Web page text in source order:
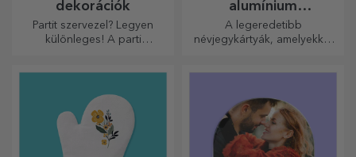
dekorációk
Partit szervezel? Legyen
különleges! A parti
alumínium
névjegykártyák
A legeredetibb
névjegykártyák, amelyekkel